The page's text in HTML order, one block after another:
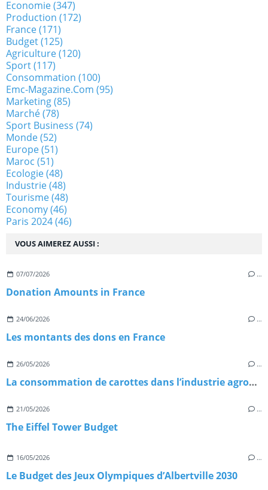
VOUS AIMEREZ AUSSI :
07/07/2026 …
Donation Amounts in France
24/06/2026 …
Les montants des dons en France
26/05/2026 …
La consommation de carottes dans l’industrie agroalimentaire
21/05/2026 …
The Eiffel Tower Budget
16/05/2026 …
Le Budget des Jeux Olympiques d’Albertville 2030
Economie(347)
Production (172)
France(171)
Budget(125)
Agriculture(120)
Sport(117)
Consommation (100)
Emc-Magazine.com (95)
Marketing(85)
Marché(78)
Sport Business (74)
Monde(52)
Europe(51)
Maroc (51)
Ecologie(48)
Industrie(48)
Tourisme(48)
Economy(46)
Paris 2024(46)